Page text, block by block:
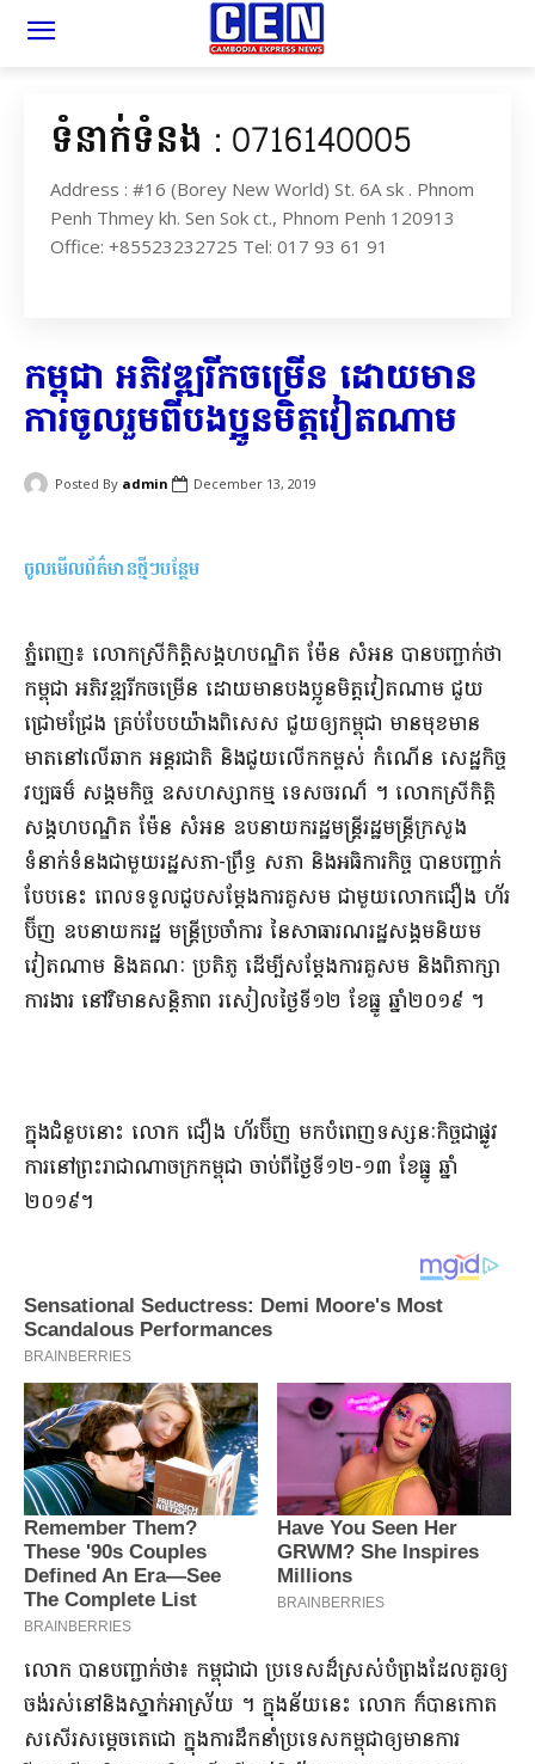
ទំនាក់ទំនង : 0716140005
Address : #16 (Borey New World) St. 6A sk . Phnom
Penh Thmey kh. Sen Sok ct., Phnom Penh 120913
Office: +85523232725 Tel: 017 93 61 91
កម្ពុជា អភិវឌ្ឍ​រីកចម្រើន ដោយមាន​
ការចូលរួម​ពីបងប្អូន​មិ​ត្ដ​វៀតណាម
Posted By admin December 13, 2019
ចូលមើលព័ត៌មានថ្មីៗបន្ថែម
​ភ្នំពេញ​៖ លោកស្រី​កិ​តិ្ដ​សង្គហ​បណ្ឌិត ម៉ែន សំអន បាន​បញ្ជាក់ថា
កម្ពុជា អភិវឌ្ឍ​រីកចម្រើន ដោយមាន​បងប្អូន​មិ​ត្ដ​វៀតណាម ជួយ​
ជ្រោមជ្រែង គ្រប់បែបយ៉ាង​ពិសេស ជួយ​ឲ្យ​កម្ពុជា មានមុខ​មាន​
មាត​នៅលើ​ឆាក អន្ដរជាតិ និង​ជួយ​លើកកម្ពស់ កំណើន សេដ្ឋកិច្ច
វប្ប​ធ​ម៏ សង្គមកិច្ច ឧ​សហស្សា​កម្ម ទេសចរ​ណ៏ ។ លោកស្រី​កិត្តិ​
សង្គហ​បណ្ឌិត ម៉ែន សំអន ឧបនាយករដ្ឋមន្ត្រីរ​ដ្ឋ​មន្ត្រី​ក្រសួង​
ទំនាក់ទំនង​ជាមួយ​រដ្ឋ​សភា​-​ព្រឹទ្ធ សភា និង​អធិការកិច្ច បានបញ្ជាក់​
បែបនេះ ពេល​ទទួល​ជួប​សម្ដែង​ការគួ​សម ជាមួយ​លោក​ជឿ​ង ហ័​រ​
ប៊ី​ញ ឧបនាយក​រដ្ឋ មន្ត្រី​ប្រចាំការ នៃ​សាធារណរដ្ឋ​សង្គមនិយម
វៀតណាម និង​គណៈ ប្រតិភូ ដើម្បី​សម្តែង​ការគួ​សម និង​ពិភាក្សា​
ការងារ នៅ​វិមាន​សន្តិភាព រសៀល​ថ្ងៃទី​១២ ខែធ្នូ ឆ្នាំ​២០១៩ ។
ក្នុងជំនួប​នោះ លោក ជឿ​ង ហ័​រ​ប៊ី​ញ មក​បំពេញ​ទស្សនៈកិច្ច​ជា​ផ្លូវ
ការ​នៅ​ព្រះរាជាណាចក្រ​កម្ពុជា ចាប់ពី​ថ្ងៃទី​១២-១៣ ខែធ្នូ ឆ្នាំ​
២០១៩​។
លោក បាន​បញ្ជាក់ថា​៖ កម្ពុជា​ជា ប្រទេស​ដ៏​ស្រស់បំព្រង​ដែល​គួរ​ឲ្យ​
ចង់​រស់នៅ​និង​ស្នាក់អាស្រ័យ ។ ក្នុងន័យនេះ លោក ក៏បាន​កោត​
ស​សើរ​សម្តេច​តេ​ជោ ក្នុងការ​ដឹកនាំ​ប្រទេស​កម្ពុជា​ឲ្យ​មានការ​